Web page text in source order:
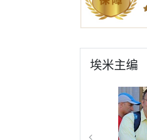
埃米主编